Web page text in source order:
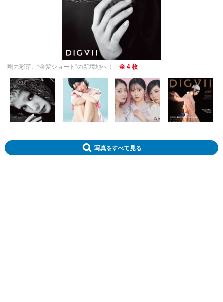
剛力彩芽、“金髪ショート”の新境地へ！ 全 4 枚
写真をすべて見る